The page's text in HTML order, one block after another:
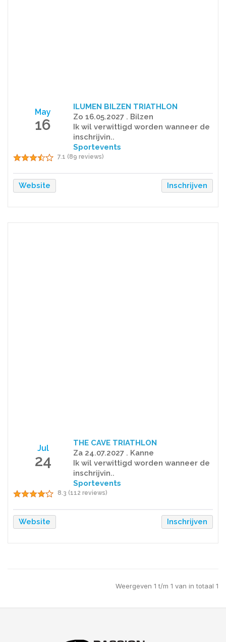
May
16
ILUMEN BILZEN TRIATHLON
Zo 16.05.2027 . Bilzen
Ik wil verwittigd worden wanneer de
inschrijvin..
Sportevents
7.1 (89 reviews)
Website Inschrijven
Jul
24
THE CAVE TRIATHLON
Za 24.07.2027 . Kanne
Ik wil verwittigd worden wanneer de
inschrijvin..
Sportevents
8.3 (112 reviews)
Website Inschrijven
Weergeven 1 t/m 1 van in totaal 1